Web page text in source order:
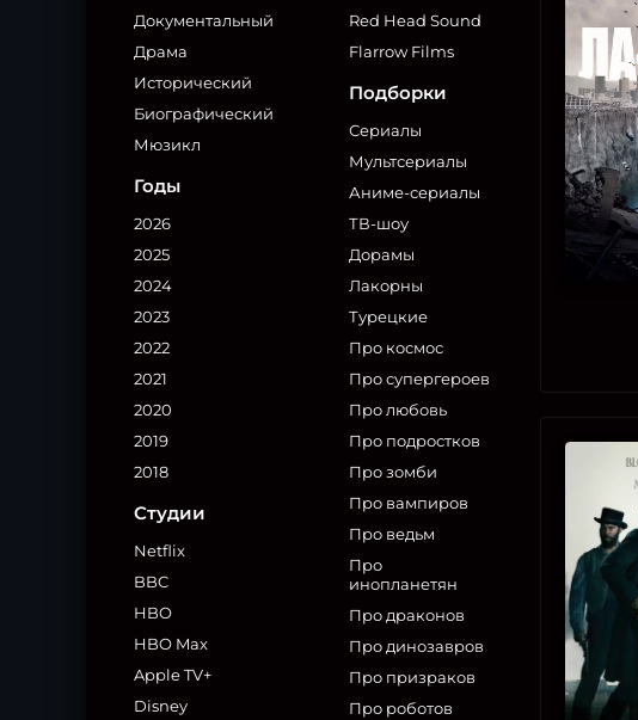
Документальный
Драма
Исторический
Биографический
Мюзикл
Годы
2026
2025
2024
2023
2022
2021
2020
2019
2018
Студии
Netflix
BBC
HBO
HBO Max
Apple TV+
Disney
Red Head Sound
Flarrow Films
Подборки
Сериалы
Мультсериалы
Аниме-сериалы
ТВ-шоу
Дорамы
Лакорны
Турецкие
Про космос
Про супергероев
Про любовь
Про подростков
Про зомби
Про вампиров
Про ведьм
Про
инопланетян
Про драконов
Про динозавров
Про призраков
Про роботов